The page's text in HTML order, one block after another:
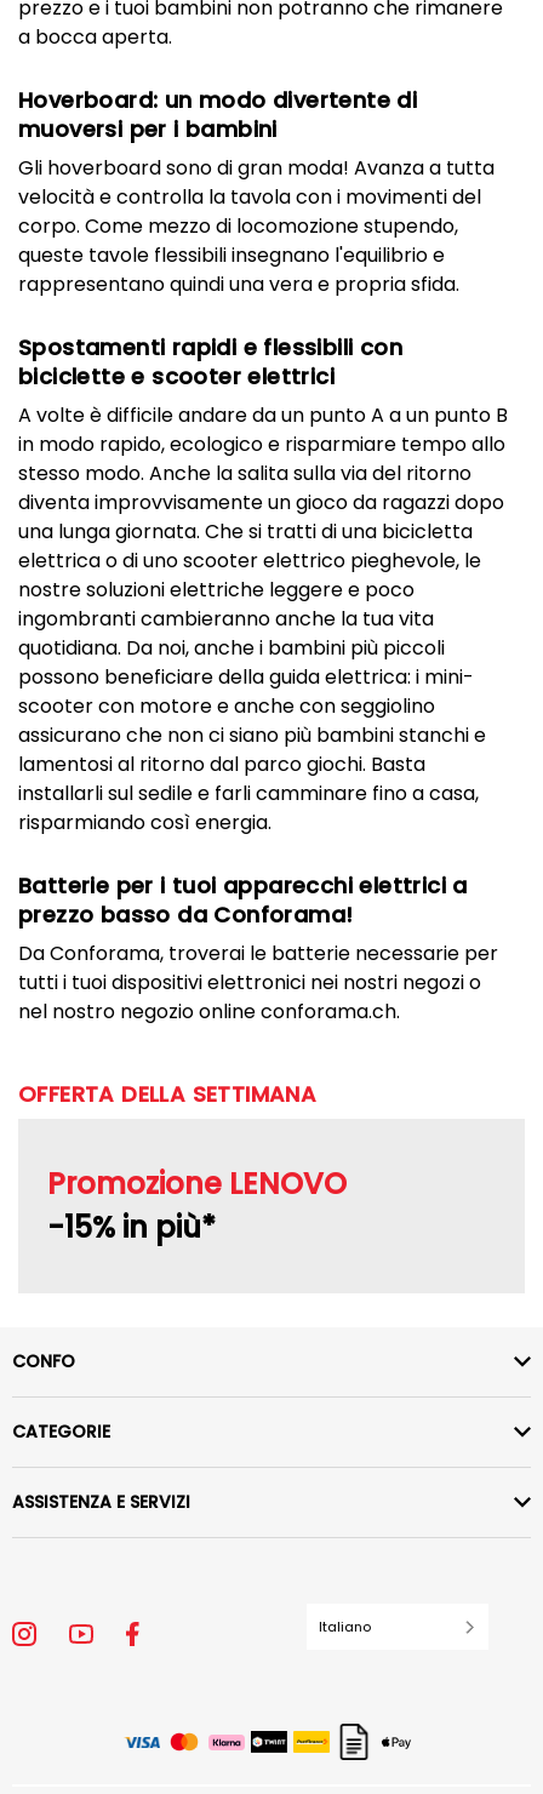
prezzo e i tuoi bambini non potranno che rimanere
a bocca aperta.
Hoverboard: un modo divertente di
muoversi per i bambini
Gli hoverboard sono di gran moda! Avanza a tutta
velocità e controlla la tavola con i movimenti del
corpo. Come mezzo di locomozione stupendo,
queste tavole flessibili insegnano l'equilibrio e
rappresentano quindi una vera e propria sfida.
Spostamenti rapidi e flessibili con
biciclette e scooter elettrici
A volte è difficile andare da un punto A a un punto B
in modo rapido, ecologico e risparmiare tempo allo
stesso modo. Anche la salita sulla via del ritorno
diventa improvvisamente un gioco da ragazzi dopo
una lunga giornata. Che si tratti di una bicicletta
elettrica o di uno scooter elettrico pieghevole, le
nostre soluzioni elettriche leggere e poco
ingombranti cambieranno anche la tua vita
quotidiana. Da noi, anche i bambini più piccoli
possono beneficiare della guida elettrica: i mini-
scooter con motore e anche con seggiolino
assicurano che non ci siano più bambini stanchi e
lamentosi al ritorno dal parco giochi. Basta
installarli sul sedile e farli camminare fino a casa,
risparmiando così energia.
Batterie per i tuoi apparecchi elettrici a
prezzo basso da Conforama!
Da Conforama, troverai le batterie necessarie per
tutti i tuoi dispositivi elettronici nei nostri negozi o
nel nostro negozio online conforama.ch.
OFFERTA DELLA SETTIMANA
Promozione LENOVO
-15% in più*
CONFO
CATEGORIE
ASSISTENZA E SERVIZI
Italiano